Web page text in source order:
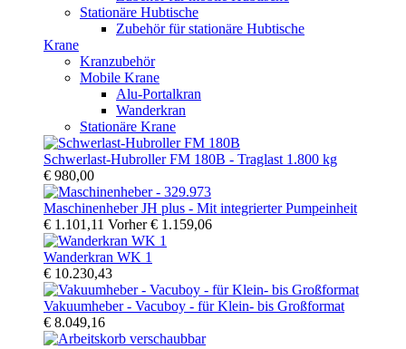
Stationäre Hubtische
Zubehör für stationäre Hubtische
Krane
Kranzubehör
Mobile Krane
Alu-Portalkran
Wanderkran
Stationäre Krane
Schwerlast-Hubroller FM 180B - Traglast 1.800 kg
€ 980,00
Maschinenheber JH plus - Mit integrierter Pumpeinheit
€ 1.101,11 Vorher€ 1.159,06
Wanderkran WK 1
€ 10.230,43
Vakuumheber - Vacuboy - für Klein- bis Großformat
€ 8.049,16